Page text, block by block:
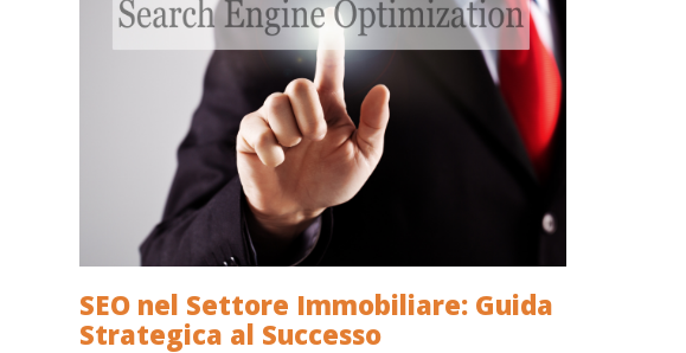
SEO nel Settore Immobiliare: Guida
Strategica al Successo